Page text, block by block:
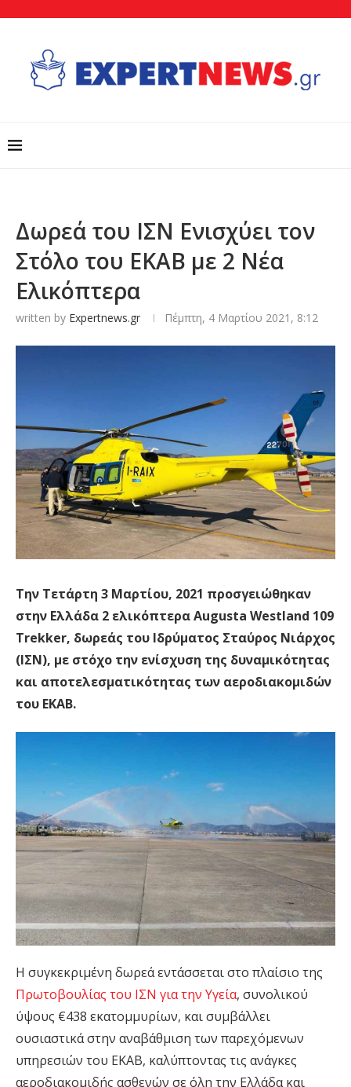
Δωρεά του ΙΣΝ Ενισχύει τον
Στόλο του ΕΚΑΒ με 2 Νέα
Ελικόπτερα
written by Expertnews.gr Πέμπτη, 4 Μαρτίου 2021, 8:12
Την Τετάρτη 3 Μαρτίου, 2021 προσγειώθηκαν
στην Ελλάδα 2 ελικόπτερα Augusta Westland 109
Trekker, δωρεάς του Ιδρύματος Σταύρος Νιάρχος
(ΙΣΝ), με στόχο την ενίσχυση της δυναμικότητας
και αποτελεσματικότητας των αεροδιακομιδών
του ΕΚΑΒ.
Η συγκεκριμένη δωρεά εντάσσεται στο πλαίσιο της
Πρωτοβουλίας του ΙΣΝ για την Υγεία, συνολικού
ύψους €438 εκατομμυρίων, και συμβάλλει
ουσιαστικά στην αναβάθμιση των παρεχόμενων
υπηρεσιών του ΕΚΑΒ, καλύπτοντας τις ανάγκες
αεροδιακομιδής ασθενών σε όλη την Ελλάδα και